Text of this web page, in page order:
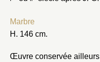
Marbre
H. 146 cm.
Œuvre conservée ailleurs